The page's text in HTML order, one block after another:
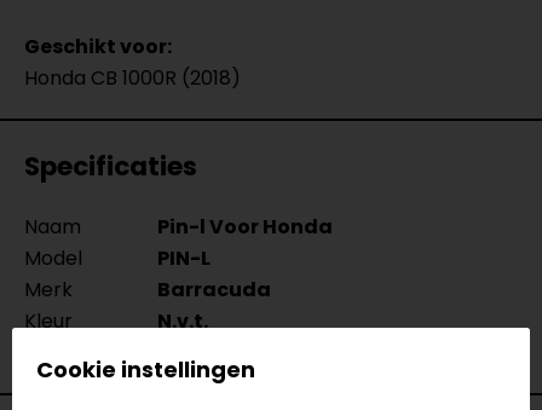
Geschikt voor:
Honda CB 1000R (2018)
Specificaties
Naam
Pin-l Voor Honda
Model
PIN-L
Merk
Barracuda
Kleur
N.v.t.
Cookie instellingen